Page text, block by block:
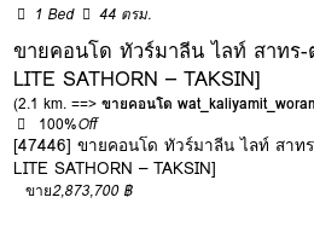
1 Bed
44 ตรม.
ขายคอนโด ทัวร์มาลีน ไลท์ สาทร-
LITE SATHORN – TAKSIN]
(2.1 km. ==>ขายคอนโด
100%Off
[47446] ขายคอนโด ทัวร์มาลีน ไลท์ สาท
LITE SATHORN – TAKSIN]
ขาย2,873,700 ฿